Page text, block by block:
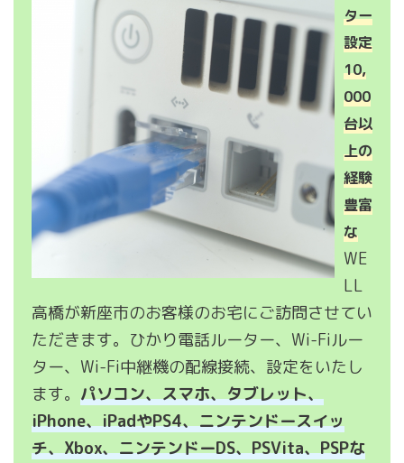
ター
設定
10,
000
台以
上の
経験
豊富
な
WE
LL
高橋が新座市のお客様のお宅にご訪問させてい
ただきます。ひかり電話ルーター、Wi-Fiルー
ター、Wi-Fi中継機の配線接続、設定をいたし
ます。 パソコン、スマホ、タブレット、
iPhone、iPadやPS4、ニンテンドースイッ
チ、Xbox、ニンテンドーDS、PSVita、PSPな